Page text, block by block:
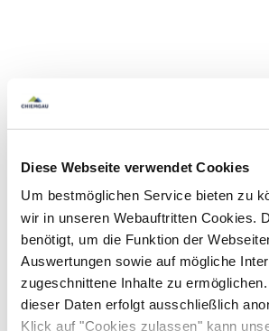
Diese Webseite verwendet Cookies
Um bestmöglichen Service bieten zu
wir in unseren Webauftritten Cookies.
benötigt, um die Funktion der
Auswertungen sowie auf mögliche
zugeschnittene Inhalte zu
dieser Daten erfolgt ausschließlich
Klick auf "Cookies zulassen" kann